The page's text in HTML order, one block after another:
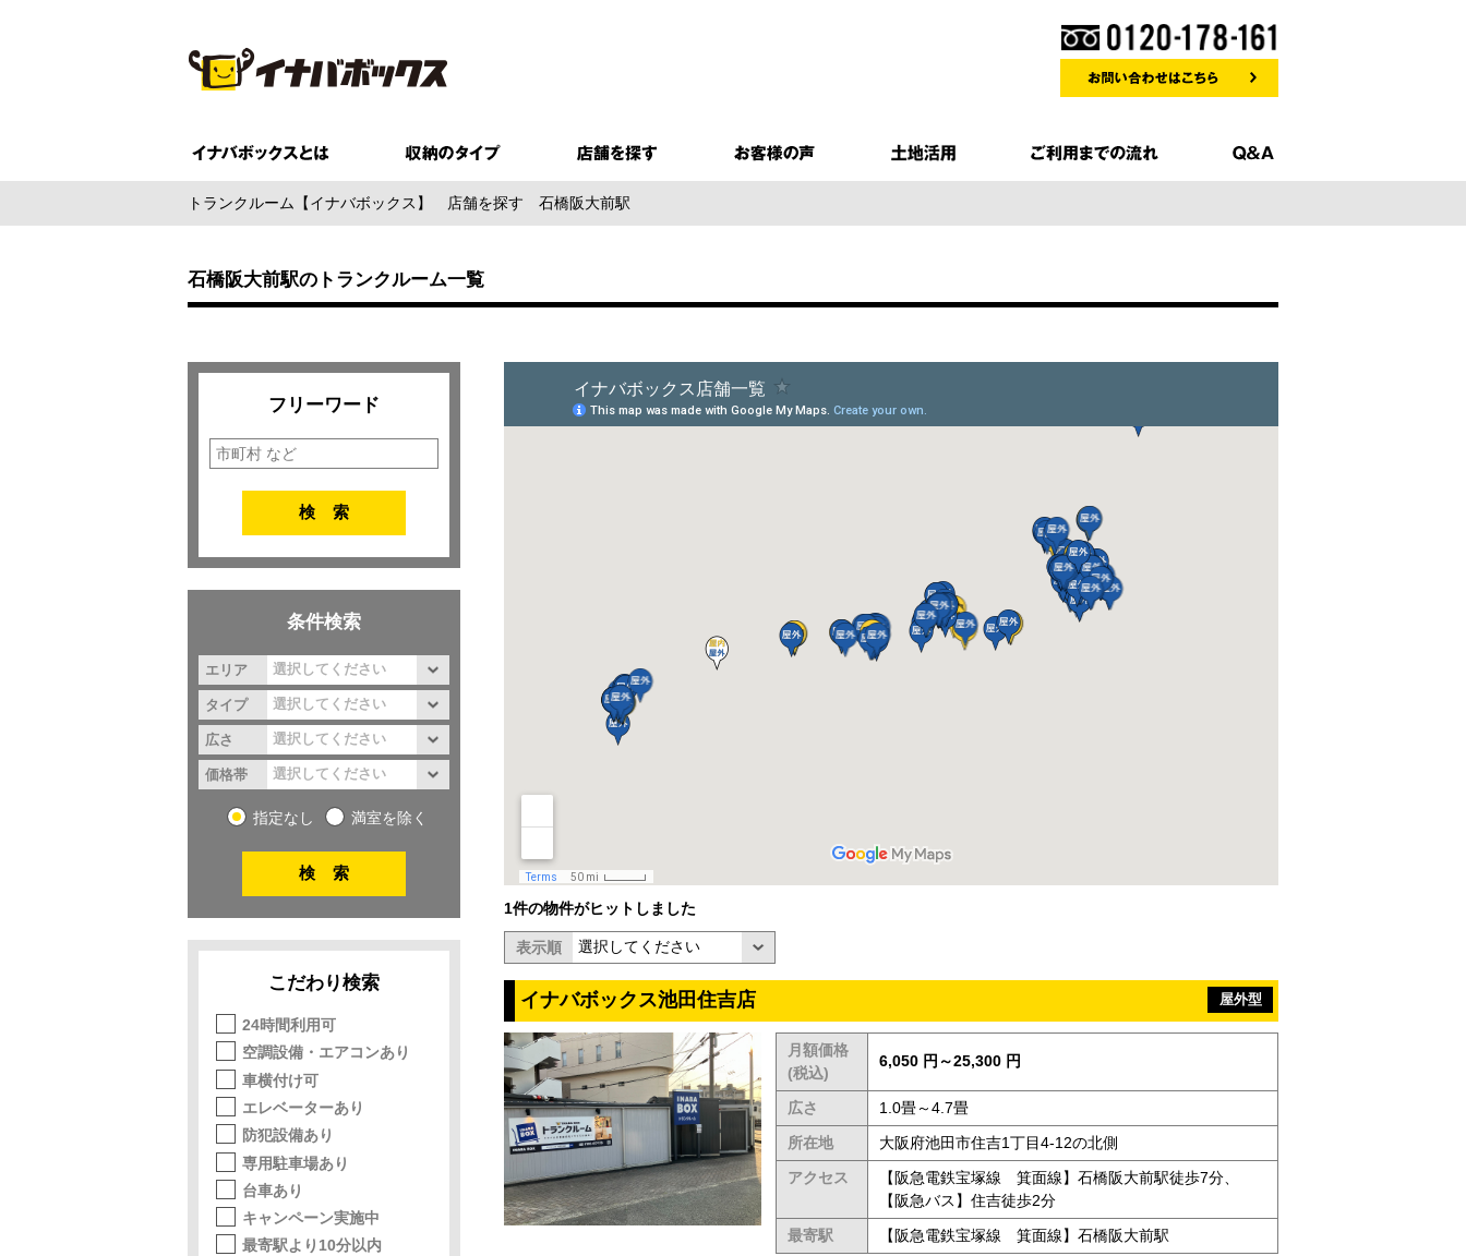
トランクルーム【イナバボックス】 店舗を探す 石橋阪大前駅
石橋阪大前駅のトランクルーム一覧
1件の物件がヒットしました
表示順
イナバボックス池田住吉店 屋外型
月額価格
(税込)
6,050 円～25,300 円
広さ
1.0畳～4.7畳
所在地
大阪府池田市住吉1丁目4-12の北側
アクセス
【阪急電鉄宝塚線 箕面線】石橋阪大前駅徒歩7分、
【阪急バス】住吉徒歩2分
最寄駅
【阪急電鉄宝塚線 箕面線】石橋阪大前駅
フリーワード
条件検索
エリア
タイプ
広さ
価格帯
指定なし 満室を除く
こだわり検索
24時間利用可
空調設備・エアコンあり
車横付け可
エレベーターあり
防犯設備あり
専用駐車場あり
台車あり
キャンペーン実施中
最寄駅より10分以内